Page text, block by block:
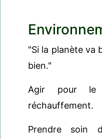
"Si la planète va
bien."
Agir pour le
réchauffement.
Prendre soin